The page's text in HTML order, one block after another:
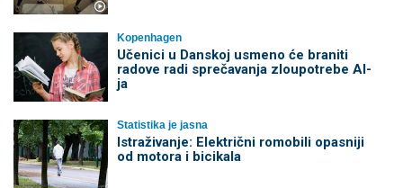
Kopenhagen
Učenici u Danskoj usmeno će braniti
radove radi sprečavanja zloupotrebe AI-
ja
Statistika je jasna
Istraživanje: Električni romobili opasniji
od motora i bicikala